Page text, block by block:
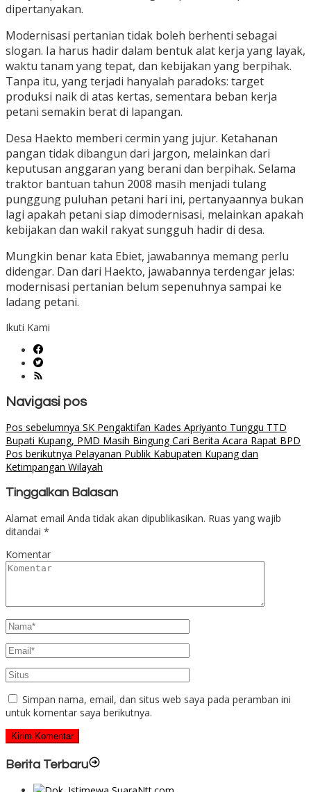
dipertanyakan.
Modernisasi pertanian tidak boleh berhenti sebagai
slogan. Ia harus hadir dalam bentuk alat kerja yang layak,
waktu tanam yang tepat, dan kebijakan yang berpihak.
Tanpa itu, yang terjadi hanyalah paradoks: target
produksi naik di atas kertas, sementara beban kerja
petani semakin berat di lapangan.
Desa Haekto memberi cermin yang jujur. Ketahanan
pangan tidak dibangun dari jargon, melainkan dari
keputusan anggaran yang berani dan berpihak. Selama
traktor bantuan tahun 2008 masih menjadi tulang
punggung puluhan petani hari ini, pertanyaannya bukan
lagi apakah petani siap dimodernisasi, melainkan apakah
kebijakan dan wakil rakyat sungguh hadir di desa.
Mungkin benar kata Ebiet, jawabannya memang perlu
didengar. Dan dari Haekto, jawabannya terdengar jelas:
modernisasi pertanian belum sepenuhnya sampai ke
ladang petani.
Ikuti Kami
Navigasi pos
Pos sebelumnya SK Pengaktifan Kades Apriyanto Tunggu TTD
Bupati Kupang, PMD Masih Bingung Cari Berita Acara Rapat BPD
Pos berikutnya Pelayanan Publik Kabupaten Kupang dan
Ketimpangan Wilayah
Tinggalkan Balasan
Alamat email Anda tidak akan dipublikasikan. Ruas yang wajib
ditandai *
Komentar
Simpan nama, email, dan situs web saya pada peramban ini
untuk komentar saya berikutnya.
Berita Terbaru